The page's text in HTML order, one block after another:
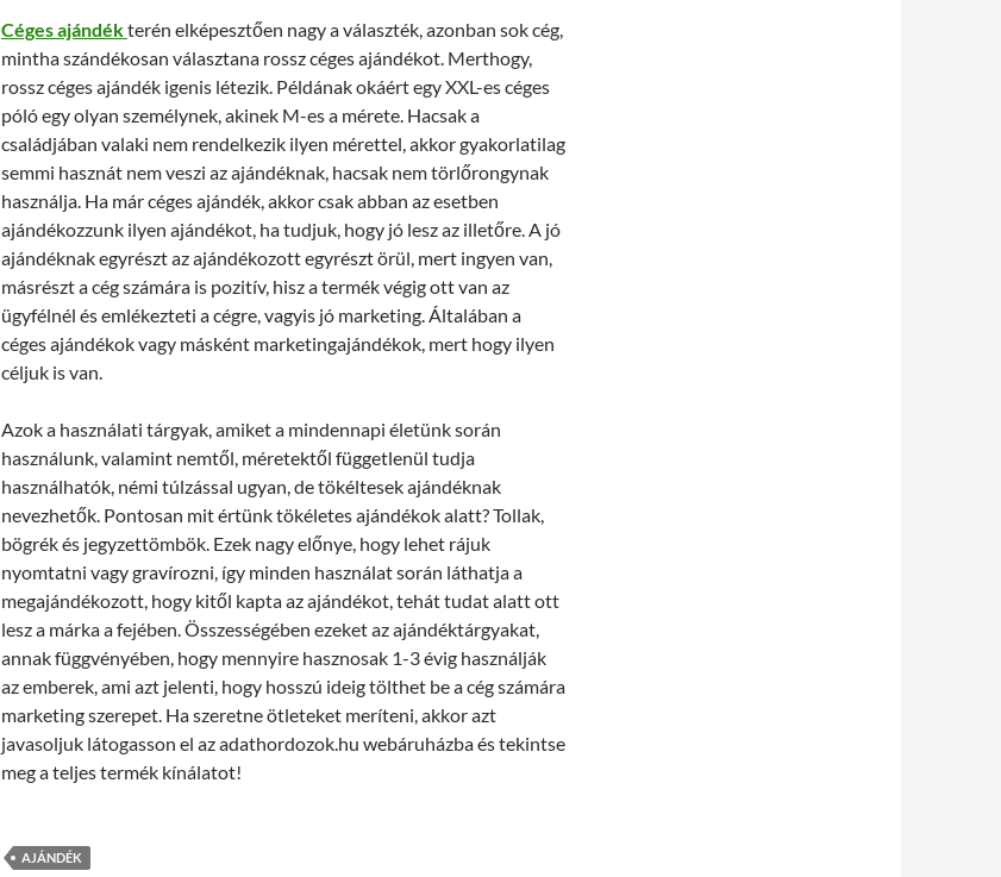
Céges ajándékterén elképesztően nagy a választék, azonban sok cég,
mintha szándékosan választana rossz céges ajándékot. Merthogy,
rossz céges ajándék igenis létezik. Példának okáért egy XXL-es céges
póló egy olyan személynek, akinek M-es a mérete. Hacsak a
családjában valaki nem rendelkezik ilyen mérettel, akkor gyakorlatilag
semmi hasznát nem veszi az ajándéknak, hacsak nem törlőrongynak
használja. Ha már céges ajándék, akkor csak abban az esetben
ajándékozzunk ilyen ajándékot, ha tudjuk, hogy jó lesz az illetőre. A jó
ajándéknak egyrészt az ajándékozott egyrészt örül, mert ingyen van,
másrészt a cég számára is pozitív, hisz a termék végig ott van az
ügyfélnél és emlékezteti a cégre, vagyis jó marketing. Általában a
céges ajándékok vagy másként marketingajándékok, mert hogy ilyen
céljuk is van.
Azok a használati tárgyak, amiket a mindennapi életünk során
használunk, valamint nemtől, méretektől függetlenül tudja
használhatók, némi túlzással ugyan, de tökéltesek ajándéknak
nevezhetők. Pontosan mit értünk tökéletes ajándékok alatt? Tollak,
bögrék és jegyzettömbök. Ezek nagy előnye, hogy lehet rájuk
nyomtatni vagy gravírozni, így minden használat során láthatja a
megajándékozott, hogy kitől kapta az ajándékot, tehát tudat alatt ott
lesz a márka a fejében. Összességében ezeket az ajándéktárgyakat,
annak függvényében, hogy mennyire hasznosak 1-3 évig használják
az emberek, ami azt jelenti, hogy hosszú ideig tölthet be a cég számára
marketing szerepet. Ha szeretne ötleteket meríteni, akkor azt
javasoljuk látogasson el az adathordozok.hu webáruházba és tekintse
meg a teljes termék kínálatot!
AJÁNDÉK